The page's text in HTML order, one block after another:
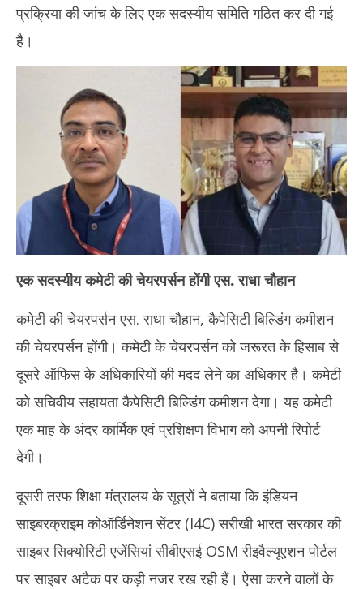
2026
2,
प्रक्रिया की जांच के लिए एक सदस्यीय समिति गठित कर दी गई
है।
एक सदस्यीय कमेटी की चेयरपर्सन होंगी एस. राधा चौहान
कमेटी की चेयरपर्सन एस. राधा चौहान, कैपेसिटी बिल्डिंग कमीशन
की चेयरपर्सन होंगी। कमेटी के चेयरपर्सन को जरूरत के हिसाब से
दूसरे ऑफिस के अधिकारियों की मदद लेने का अधिकार है। कमेटी
को सचिवीय सहायता कैपेसिटी बिल्डिंग कमीशन देगा। यह कमेटी
एक माह के अंदर कार्मिक एवं प्रशिक्षण विभाग को अपनी रिपोर्ट
देगी।
दूसरी तरफ शिक्षा मंत्रालय के सूत्रों ने बताया कि इंडियन
साइबरक्राइम कोऑर्डिनेशन सेंटर (I4C) सरीखी भारत सरकार की
साइबर सिक्योरिटी एजेंसियां सीबीएसई OSM रीइवैल्यूएशन पोर्टल
पर साइबर अटैक पर कड़ी नजर रख रही हैं। ऐसा करने वालों के